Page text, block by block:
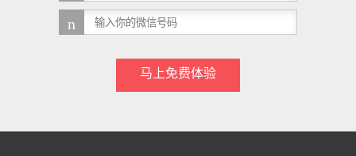
马上免费体验